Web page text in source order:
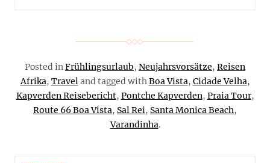
Posted inFrühlingsurlaub, Neujahrsvorsätze, Reisen
Afrika, Traveland tagged withBoa Vista, Cidade Velha,
Kapverden Reisebericht, Pontche Kapverden, Praia Tour,
Route 66 Boa Vista, Sal Rei, Santa Monica Beach,
Varandinha.